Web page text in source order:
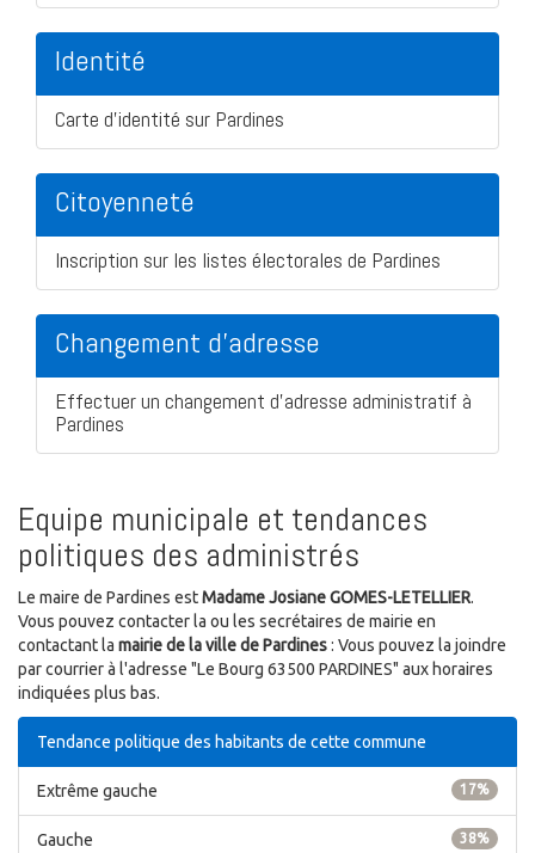
Identité
Carte d'identité sur Pardines
Citoyenneté
Inscription sur les listes électorales de Pardines
Changement d'adresse
Effectuer un changement d'adresse administratif à
Pardines
Equipe municipale et tendances
politiques des administrés
Le maire de Pardines estMadame Josiane GOMES-LETELLIER.
Vous pouvez contacter la ou les secrétaires de mairie en
contactant la mairie de la ville de Pardines: Vous pouvez la joindre
par courrier à l'adresse "Le Bourg 63500 PARDINES" aux horaires
indiquées plus bas.
Tendance politique des habitants de cette commune
17%
Extrême gauche
38%
Gauche